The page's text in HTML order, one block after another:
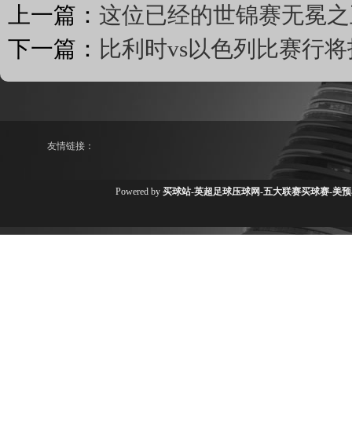
上一篇： 这位已经的世锦赛无冕
下一篇： 比利时vs以色列比赛行
友情链接：
Powered by买球站-英超足球压球网-五大联赛买球赛-美